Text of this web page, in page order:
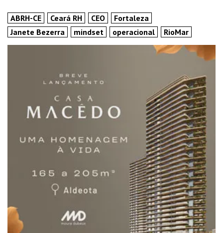
ABRH-CE Ceará RH CEO
Fortaleza
Janete Bezerra
mindset operacional RioMar